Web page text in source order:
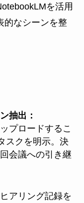
を活用
的なシーンを整
抽出：
プロードするこ
スクを明示。決
会議への引き継
アリング記録を